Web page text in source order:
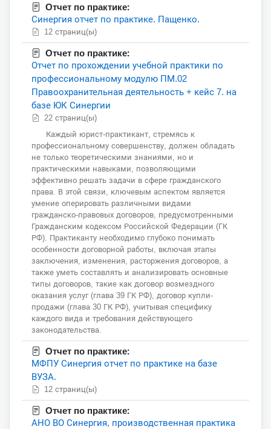
Отчет по практике:
Синергия отчет по практике. Пащенко.
12 страниц(ы)
Отчет по практике:
Отчет по прохождении учебной практики по
профессиональному модулю ПМ.02
Правоохранительная деятельность + кейс 7. на
базе ЮК Синергии
22 страниц(ы)
Каждый юрист-практикант, стремясь к
профессиональному совершенству, должен обладать
не только теоретическими знаниями, но и
практическими навыками, позволяющими
эффективно решать задачи в сфере гражданского
права. В этой связи, ключевым аспектом является
умение оперировать различными видами
гражданско-правовых договоров, предусмотренными
Гражданским кодексом Российской Федерации (ГК
РФ). Практиканту необходимо глубоко понимать
особенности договорной работы, включая этапы
заключения, изменения, расторжения договоров, а
также уметь составлять и анализировать основные
типы договоров, такие как договор возмездного
оказания услуг (глава 39 ГК РФ), договор купли-
продажи (глава 30 ГК РФ), учитывая специфику
каждого вида и требования действующего
законодательства.
Отчет по практике:
МФПУ Синергия отчет по практике на базе
ВУЗА.
12 страниц(ы)
Отчет по практике:
АНО ВО Синергия, производственная практика